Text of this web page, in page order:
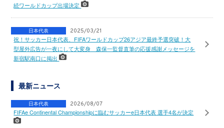
続ワールドカップ出場決定
日本代表 2025/03/21
祝！サッカー日本代表、FIFAワールドカップ26アジア最終予選突破！大
型屋外広告が一夜にして大変身 森保一監督直筆の応援感謝メッセージを
新宿駅南口に掲出
最新ニュース
日本代表 2026/08/07
FIFAe Continental Championshipに臨むサッカーe日本代表 選手4名が決定